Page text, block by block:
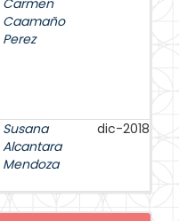
Carmen
Caamaño
Perez
Susana
Alcantara
Mendoza
dic-2018